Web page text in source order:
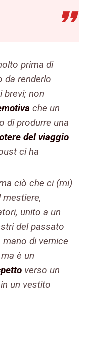
prima di
da renderlo
brevi; non
che un
di produrre una
del viaggio
ci ha
ciò che ci (mi)
mestiere,
unito a un
del passato
mano di vernice
è un
verso un
un vestito